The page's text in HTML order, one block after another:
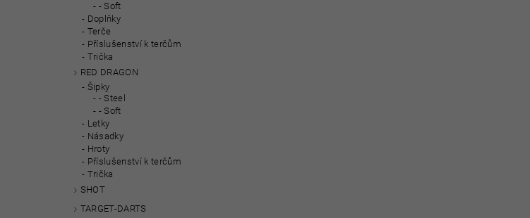
- Soft
Doplňky
Terče
Příslušenství k terčům
Trička
RED DRAGON
Šipky
- Steel
- Soft
Letky
Násadky
Hroty
Příslušenství k terčům
Trička
SHOT
TARGET-DARTS